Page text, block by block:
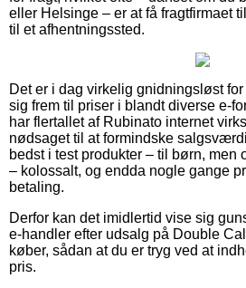
eller Helsinge – er at få fragtfirmaet
til et afhentningssted.
Det er i dag virkelig gnidningsløst
sig frem til priser i blandt diverse e-
har flertallet af Rubinato internet
nødsaget til at formindske
bedst i test produkter – til børn, men
– kolossalt, og endda nogle gange
betaling.
Derfor kan det imidlertid vise sig
e-handler efter udsalg på Double
køber, sådan at du er tryg ved at
pris.